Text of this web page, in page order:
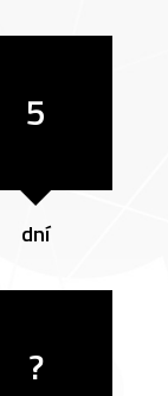
5
dní
?